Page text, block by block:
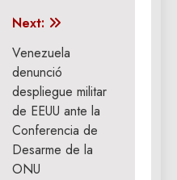
Next:
Venezuela
denunció
despliegue militar
de EEUU ante la
Conferencia de
Desarme de la
ONU